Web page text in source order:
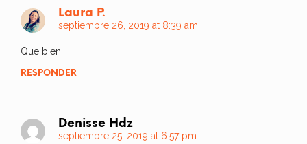
Laura P.
septiembre 26, 2019 at 8:39 am
Que bien
RESPONDER
Denisse Hdz
septiembre 25, 2019 at 6:57 pm